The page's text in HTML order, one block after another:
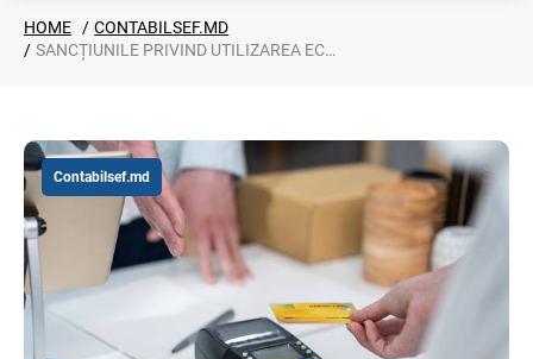
HOME
CONTABILSEF.MD
SANCȚIUNILE PRIVIND UTILIZAREA ECHIPAMENTELE DE CASĂ ȘI DE CONTROL, SUPUSE REVIZUIRII
Contabilsef.md